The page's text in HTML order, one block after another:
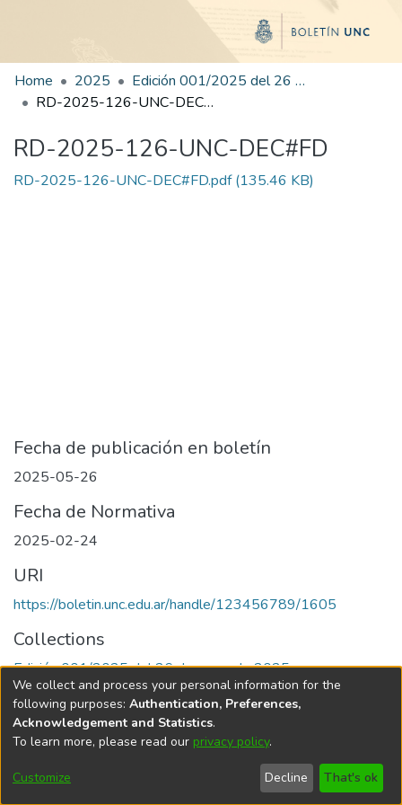
Home 2025
Edición 001/2025 del 26 de mayo de 2025
RD-2025-126-UNC-DEC#FD
RD-2025-126-UNC-DEC#FD
RD-2025-126-UNC-DEC#FD.pdf(135.46 KB)
Fecha de publicación en boletín
2025-05-26
Fecha de Normativa
2025-02-24
URI
https://boletin.unc.edu.ar/handle/123456789/1605
Collections
Edición 001/2025 del 26 de mayo de 2025
Universidad Nacional de Córdoba
We collect and process your personal information for the
following purposes: Authentication, Preferences,
Acknowledgement and Statistics.
To learn more, please read our privacy policy.
Customize Decline That's ok